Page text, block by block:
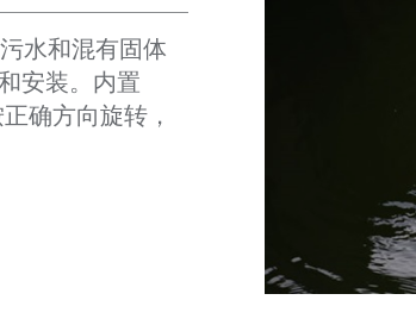
水和混有固体
安装。内置
确方向旋转，